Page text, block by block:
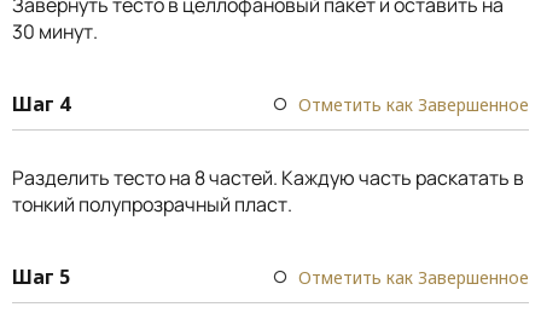
30 минут.
Шаг 4 Отметить как Завершенное
Разделить тесто на 8 частей. Каждую часть раскатать в
тонкий полупрозрачный пласт.
Шаг 5 Отметить как Завершенное